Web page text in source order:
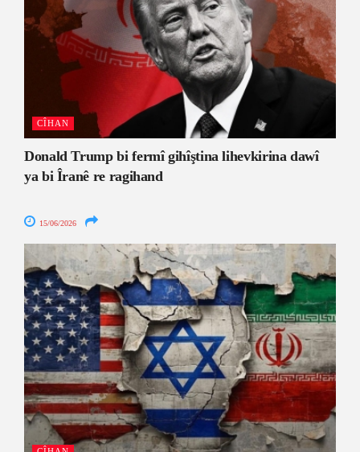
CÎHAN
Donald Trump bi fermî gihîştina lihevkirina dawî
ya bi Îranê re ragihand
15/06/2026